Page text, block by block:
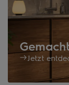
Jetzt